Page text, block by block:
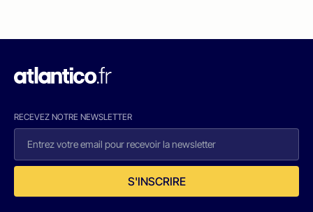
RECEVEZ NOTRE NEWSLETTER
S'INSCRIRE